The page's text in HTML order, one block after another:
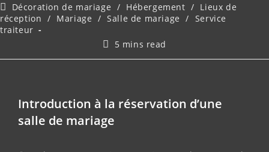
Décoration de mariage / Hébergement / Lieux de
réception / Mariage / Salle de mariage / Service
traiteur
5 mins read
Introduction à la réservation d’une
salle de mariage